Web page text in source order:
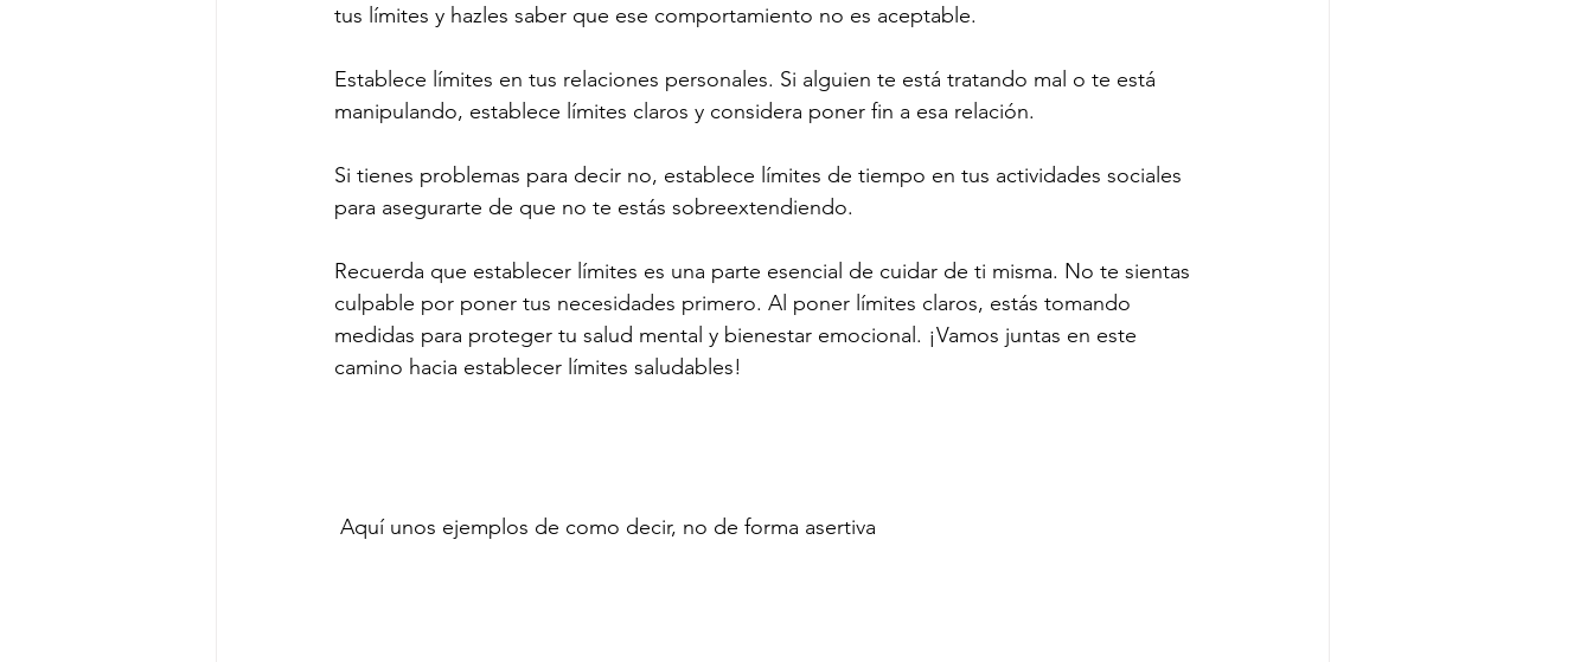
tus límites y hazles saber que ese comportamiento no es aceptable.
Establece límites en tus relaciones personales. Si alguien te está tratando mal o te está
manipulando, establece límites claros y considera poner fin a esa relación.
Si tienes problemas para decir no, establece límites de tiempo en tus actividades sociales
para asegurarte de que no te estás sobreextendiendo.
Recuerda que establecer límites es una parte esencial de cuidar de ti misma. No te sientas
culpable por poner tus necesidades primero. Al poner límites claros, estás tomando
medidas para proteger tu salud mental y bienestar emocional. ¡Vamos juntas en este
camino hacia establecer límites saludables!
Aquí unos ejemplos de como decir, no de forma asertiva